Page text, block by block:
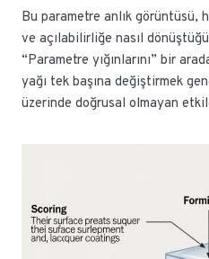
Bu parametre anlık görüntüsü,
ve açılabilirliğe nasıl
“Parametre yığınlarını” bir
yağı tek başına değiştirmek
üzerinde doğrusal olmayan